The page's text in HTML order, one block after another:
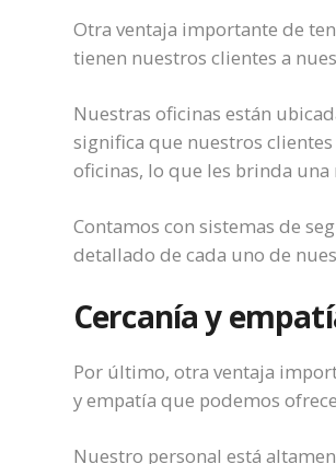
Otra ventaja importante de
tienen nuestros clientes a
Nuestras oficinas están
significa que nuestros
oficinas, lo que les brinda
Contamos con sistemas de
detallado de cada uno de
Cercanía y
Por último, otra ventaja
y empatía que podemos
Nuestro personal está